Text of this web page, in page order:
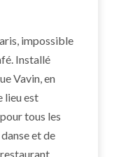
impossible
Installé
Vavin, en
lieu est
tous les
et de